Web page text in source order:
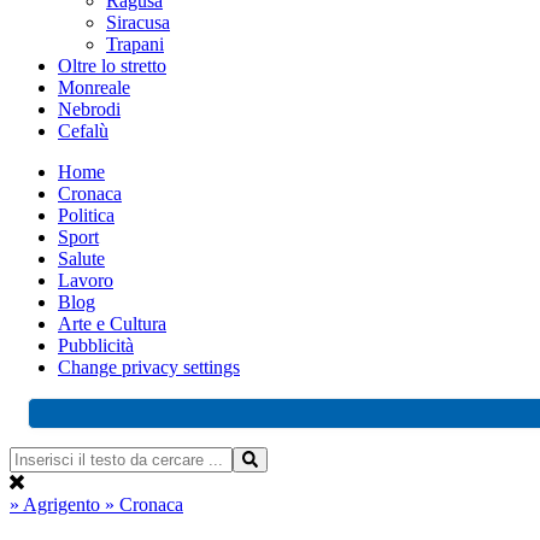
Siracusa
Trapani
Oltre lo stretto
Monreale
Nebrodi
Cefalù
Home
Cronaca
Politica
Sport
Salute
Lavoro
Blog
Arte e Cultura
Pubblicità
Change privacy settings
» Agrigento » Cronaca